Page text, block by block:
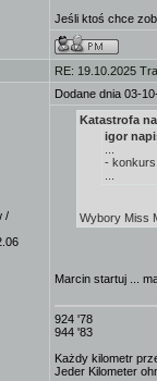
Jeśli ktoś chce
RE: 19.10.2025
/
Dodane dnia 03-
Katastrofa
igor
-
Wybory Miss
Marcin startuj ...
924 '78
944 '83
Każdy kilometr
Jeder Kilometer